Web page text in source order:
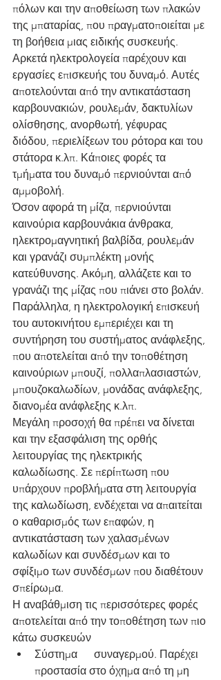
πόλων και την αποθείωση των πλακών
της μπαταρίας, που πραγματοποιείται με
τη βοήθεια μιας ειδικής συσκευής.
Αρκετά ηλεκτρολογεία παρέχουν και
εργασίες επισκευής του δυναμό. Αυτές
αποτελούνται από την αντικατάσταση
καρβουνακιών, ρουλεμάν, δακτυλίων
ολίσθησης, ανορθωτή, γέφυρας
διόδου, περιελίξεων του ρότορα και του
στάτορα κ.λπ. Κάποιες φορές τα
τμήματα του δυναμό περνιούνται από
αμμοβολή.
Όσον αφορά τη μίζα, περνιούνται
καινούρια καρβουνάκια άνθρακα,
ηλεκτρομαγνητική βαλβίδα, ρουλεμάν
και γρανάζι συμπλέκτη μονής
κατεύθυνσης. Ακόμη, αλλάζετε και το
γρανάζι της μίζας που πιάνει στο βολάν.
Παράλληλα, η ηλεκτρολογική επισκευή
του αυτοκινήτου εμπεριέχει και τη
συντήρηση του συστήματος ανάφλεξης,
που αποτελείται από την τοποθέτηση
καινούριων μπουζί, πολλαπλασιαστών,
μπουζοκαλωδίων, μονάδας ανάφλεξης,
διανομέα ανάφλεξης κ.λπ.
Μεγάλη προσοχή θα πρέπει να δίνεται
και την εξασφάλιση της ορθής
λειτουργίας της ηλεκτρικής
καλωδίωσης. Σε περίπτωση που
υπάρχουν προβλήματα στη λειτουργία
της καλωδίωση, ενδέχεται να απαιτείται
ο καθαρισμός των επαφών, η
αντικατάσταση των χαλασμένων
καλωδίων και συνδέσμων και το
σφίξιμο των συνδέσμων που διαθέτουν
σπείρωμα.
Η αναβάθμιση τις περισσότερες φορές
αποτελείται από την τοποθέτηση των πιο
κάτω συσκευών
Σύστημα      συναγερμού. Παρέχει
προστασία στο όχημα από τη μη